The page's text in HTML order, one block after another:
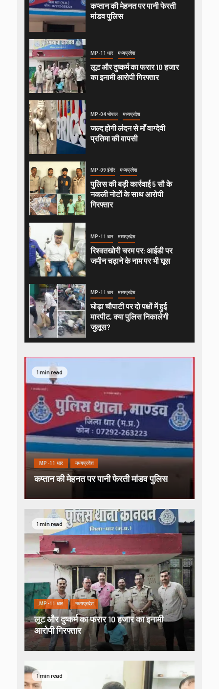
कप्तान की मेहनत पर पानी फेरती
मांडव पुलिस
MP-11 धार मध्यप्रदेश
लूट और दुष्कर्म का फरार 10 हजार
का इनामी आरोपी गिरफ्तार
MP-04 भोपाल मध्यप्रदेश
जल्द होगी लंदन से माँ वाग्देवी
प्रतिमा की वापसी
MP-09 इंदौर मध्यप्रदेश
पुलिस की बड़ी कार्रवाई 5 सौ के
नकली नोटों के साथ आरोपी
गिरफ्तार
MP-11 धार मध्यप्रदेश
रिश्वतखोरी चरम पर: आईडी पर
जमीन चढ़ाने के नाम पर भी घूस
MP-11 धार मध्यप्रदेश
घोड़ा चौपाटी पर दो पक्षों में हुई
मारपीट, क्या पुलिस निकालेगी
जुलूस?
1 min read
MP-11 धार मध्यप्रदेश
कप्तान की मेहनत पर पानी फेरती मांडव पुलिस
1 min read
MP-11 धार मध्यप्रदेश
लूट और दुष्कर्म का फरार 10 हजार का इनामी
आरोपी गिरफ्तार
1 min read